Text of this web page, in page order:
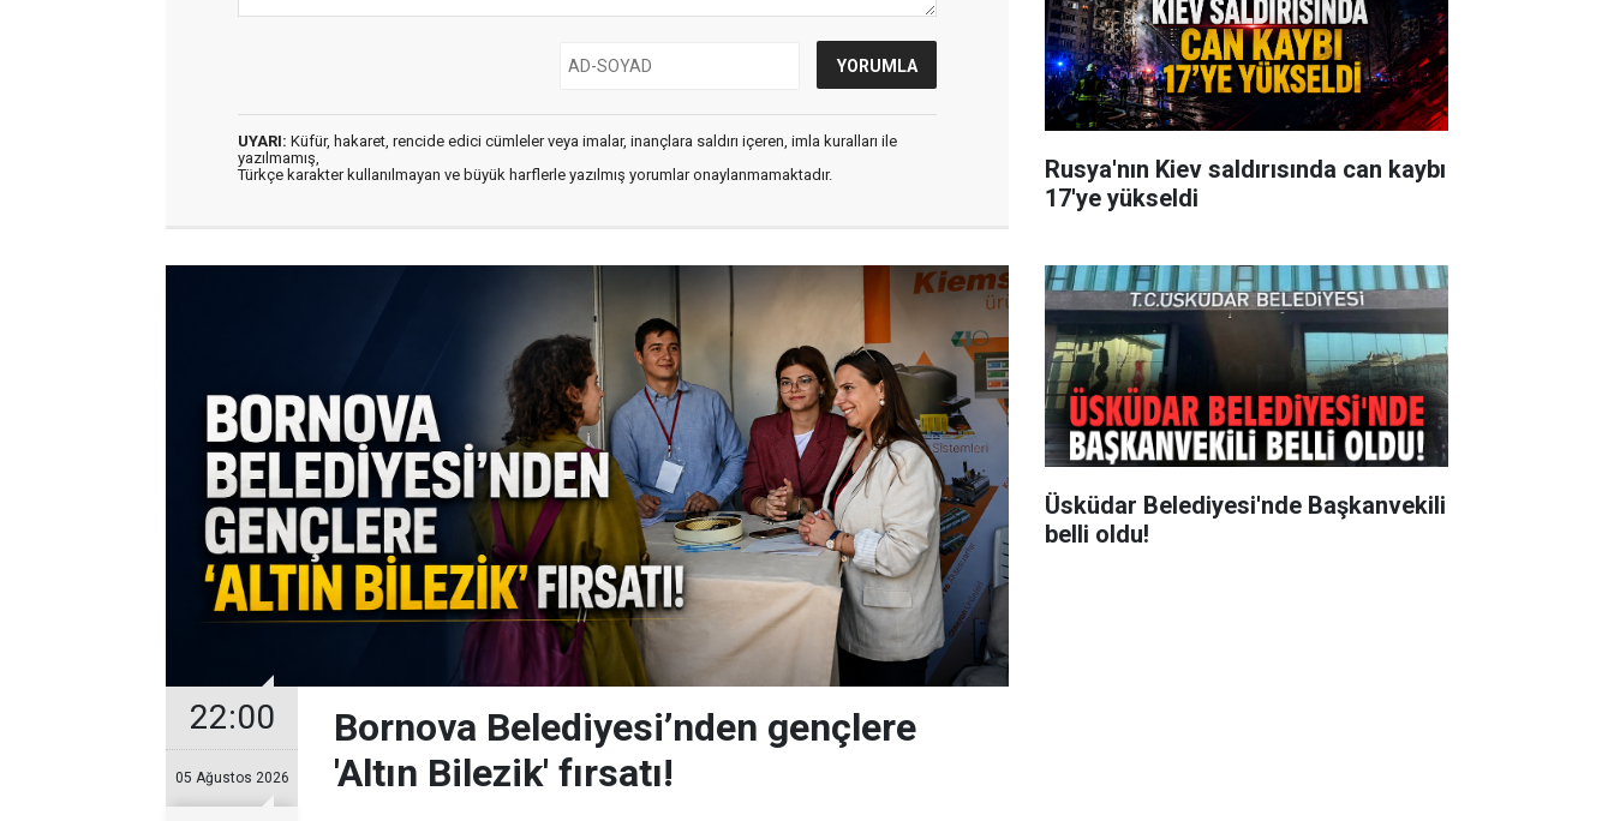
UYARI: Küfür, hakaret, rencide edici cümleler veya imalar, inançlara saldırı içeren, imla kuralları ile
yazılmamış,
Türkçe karakter kullanılmayan ve büyük harflerle yazılmış yorumlar onaylanmamaktadır.
22:00
05 Ağustos 2026
Bornova Belediyesi’nden gençlere
'Altın Bilezik' fırsatı!
Rusya'nın Kiev saldırısında can kaybı
17'ye yükseldi
Üsküdar Belediyesi'nde Başkanvekili
belli oldu!